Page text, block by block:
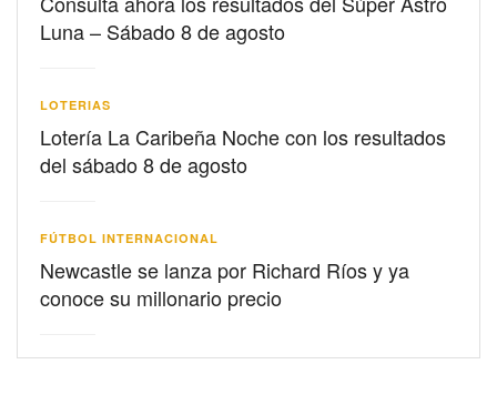
Luna – Sábado 8 de agosto
LOTERIAS
Lotería La Caribeña Noche con los resultados
del sábado 8 de agosto
FÚTBOL INTERNACIONAL
Newcastle se lanza por Richard Ríos y ya
conoce su millonario precio